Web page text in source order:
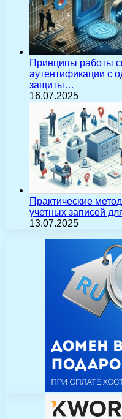
Принципы работы
аутентификации с
защиты…
16.07.2025
Практические
учетных записей
13.07.2025